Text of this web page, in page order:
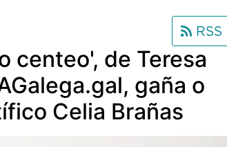
RSS
centeo', de Teresa
gaña o
Celia Brañas